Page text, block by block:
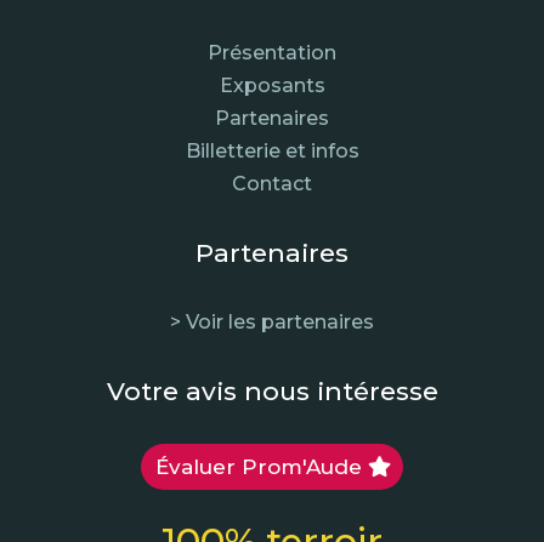
Présentation
Exposants
Partenaires
Billetterie et infos
Contact
Partenaires
> Voir les partenaires
Votre avis nous intéresse
Évaluer Prom'Aude